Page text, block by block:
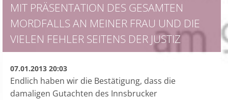
MIT PRÄSENTATION DES GESAMTEN
MORDFALLS AN MEINER FRAU UND DIE
VIELEN FEHLER SEITENS DER JUSTIZ
07.01.2013 20:03
Endlich haben wir die Bestätigung, dass die
damaligen Gutachten des Innsbrucker